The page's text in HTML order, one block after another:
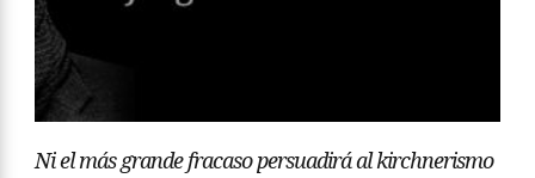
Ni el más grande fracaso persuadirá al kirchnerismo